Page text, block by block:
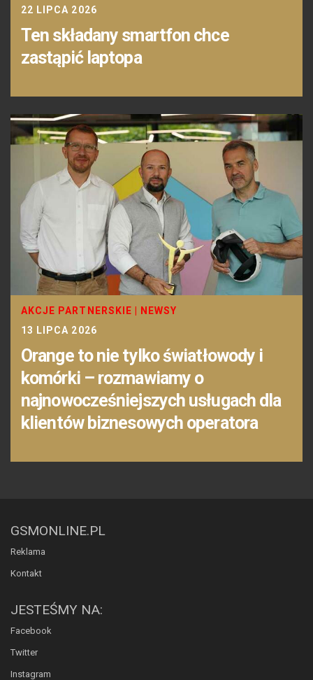
22 LIPCA 2026
Ten składany smartfon chce
zastąpić laptopa
AKCJE PARTNERSKIE
NEWSY
13 LIPCA 2026
Orange to nie tylko światłowody i
komórki – rozmawiamy o
najnowocześniejszych usługach dla
klientów biznesowych operatora
GSMONLINE.PL
Reklama
Kontakt
JESTEŚMY NA:
Facebook
Twitter
Instagram